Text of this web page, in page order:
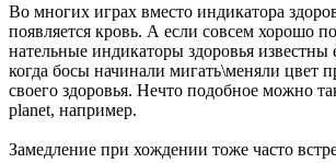
Во многих играх вместо индикатора
появляется кровь. А если совсем хорошо
нательные индикаторы здоровья известны
когда босы начинали мигать\меняли цвет
своего здоровья. Нечто подобное можно
planet, например.
Замедление при хождении тоже часто